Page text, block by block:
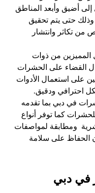
أضيق وأبعد المناطق
وذلك حتى يتم تحقيق
تكاثر وانتشار
المميزين من ذوات
القضاء على الحشرات
على استعمال الأدوات
احترافي ودقيق.
في دبي بما تقدمه
كما توفر أنواع
ومطابقة لمواصفات
الحفاظ على سلامة
في دبي